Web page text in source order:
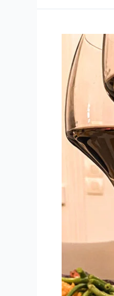
Château
Redon
L’Epervier
2020